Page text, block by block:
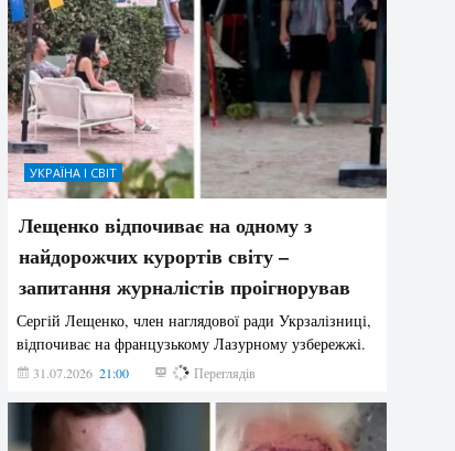
УКРАЇНА І СВІТ
Лещенко відпочиває на одному з
найдорожчих курортів світу –
запитання журналістів проігнорував
Сергій Лещенко, член наглядової ради Укрзалізниці,
відпочиває на французькому Лазурному узбережжі.
31.07.2026 21:00 209 Переглядів